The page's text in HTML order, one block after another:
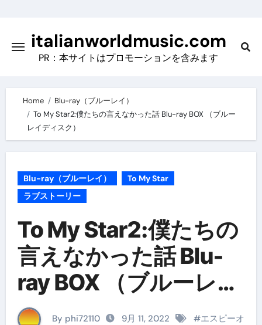
contentitalianworldmusic.com
PR：本サイトはプロモーションを含みます
Home
Blu-ray（ブルーレイ）
To My Star2:僕たちの言えなかった話 Blu-ray BOX （ブルー
レイディスク）
Blu-ray（ブルーレイ）
To My Star
ラブストーリー
To My Star2:僕たちの
言えなかった話 Blu-
ray BOX （ブルーレイ
ディスク）
By phi72110 9月 11, 2022 #エスピーオ